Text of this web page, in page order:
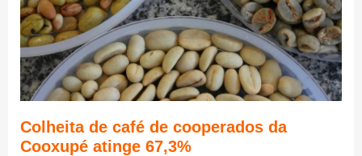
Colheita de café de cooperados da
Cooxupé atinge 67,3%